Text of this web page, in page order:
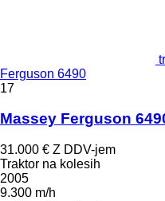
Ferguson 6490
17
Massey Ferguson
31.000 € Z DDV-jem
Traktor na kolesih
2005
9.300 m/h